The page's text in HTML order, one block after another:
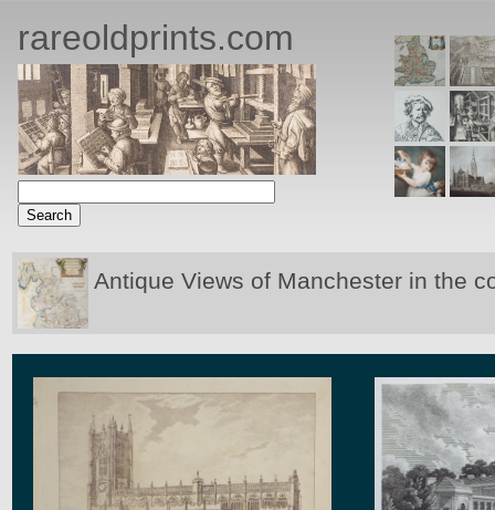
rareoldprints.com
Antique Views of Manchester in the